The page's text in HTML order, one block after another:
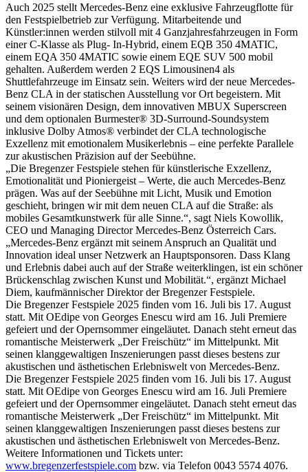
Auch 2025 stellt Mercedes-Benz eine exklusive Fahrzeugflotte für
den Festspielbetrieb zur Verfügung. Mitarbeitende und
Künstler:innen werden stilvoll mit 4 Ganzjahresfahrzeugen in Form
einer C-Klasse als Plug- In-Hybrid, einem EQB 350 4MATIC,
einem EQA 350 4MATIC sowie einem EQE SUV 500 mobil
gehalten. Außerdem werden 2 EQS Limousinen4 als
Shuttlefahrzeuge im Einsatz sein. Weiters wird der neue Mercedes-
Benz CLA in der statischen Ausstellung vor Ort begeistern. Mit
seinem visionären Design, dem innovativen MBUX Superscreen
und dem optionalen Burmester® 3D-Surround-Soundsystem
inklusive Dolby Atmos® verbindet der CLA technologische
Exzellenz mit emotionalem Musikerlebnis – eine perfekte Parallele
zur akustischen Präzision auf der Seebühne.
„Die Bregenzer Festspiele stehen für künstlerische Exzellenz,
Emotionalität und Pioniergeist – Werte, die auch Mercedes-Benz
prägen. Was auf der Seebühne mit Licht, Musik und Emotion
geschieht, bringen wir mit dem neuen CLA auf die Straße: als
mobiles Gesamtkunstwerk für alle Sinne.“, sagt Niels Kowollik,
CEO und Managing Director Mercedes-Benz Österreich Cars.
„Mercedes-Benz ergänzt mit seinem Anspruch an Qualität und
Innovation ideal unser Netzwerk an Hauptsponsoren. Dass Klang
und Erlebnis dabei auch auf der Straße weiterklingen, ist ein schöner
Brückenschlag zwischen Kunst und Mobilität.“, ergänzt Michael
Diem, kaufmännischer Direktor der Bregenzer Festspiele.
Die Bregenzer Festspiele 2025 finden vom 16. Juli bis 17. August
statt. Mit OEdipe von Georges Enescu wird am 16. Juli Premiere
gefeiert und der Opernsommer eingeläutet. Danach steht erneut das
romantische Meisterwerk „Der Freischütz“ im Mittelpunkt. Mit
seinen klanggewaltigen Inszenierungen passt dieses bestens zur
akustischen und ästhetischen Erlebniswelt von Mercedes-Benz.
Die Bregenzer Festspiele 2025 finden vom 16. Juli bis 17. August
statt. Mit OEdipe von Georges Enescu wird am 16. Juli Premiere
gefeiert und der Opernsommer eingeläutet. Danach steht erneut das
romantische Meisterwerk „Der Freischütz“ im Mittelpunkt. Mit
seinen klanggewaltigen Inszenierungen passt dieses bestens zur
akustischen und ästhetischen Erlebniswelt von Mercedes-Benz.
Weitere Informationen und Tickets unter:
www.bregenzerfestspiele.com bzw. via Telefon 0043 5574 4076.